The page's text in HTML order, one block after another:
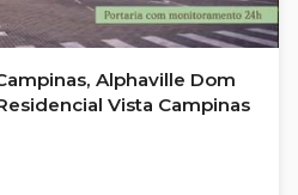
Alphaville Dom
Vista Campinas